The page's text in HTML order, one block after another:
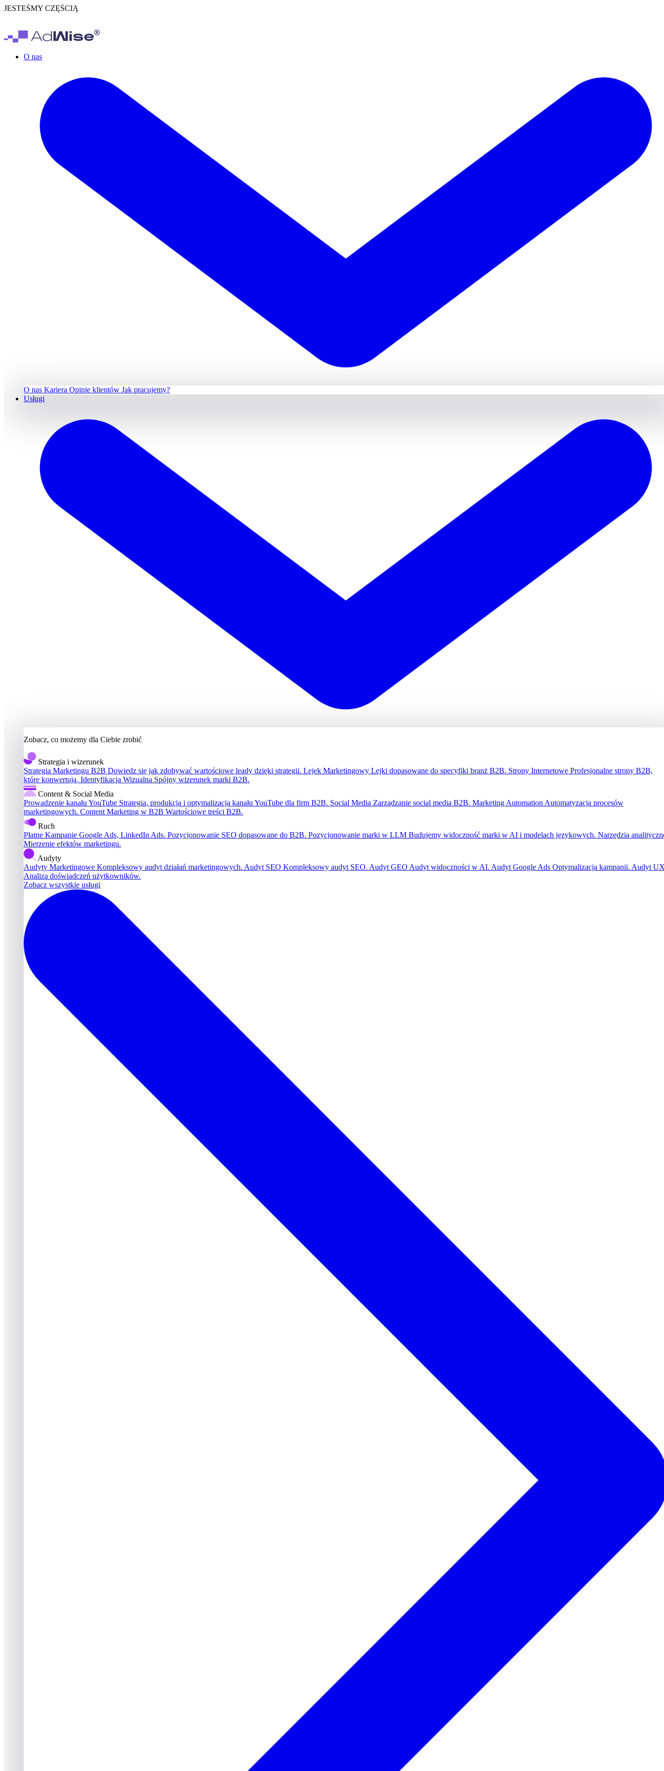
JESTEŚMY CZĘŚCIĄ
O nas
O nas Kariera Opinie klientów Jak pracujemy?
Usługi
Zobacz, co możemy dla Ciebie zrobić
Strategia i wizerunek
Strategia Marketingu B2B Dowiedz się jak zdobywać wartościowe leady dzięki strategii. Lejek Marketingowy Lejki dopasowane do specyfiki branż B2B. Strony Internetowe Profesjonalne strony B2B,
które konwertują. Identyfikacja Wizualna Spójny wizerunek marki B2B.
Content & Social Media
Prowadzenie kanału YouTube Strategia, produkcja i optymalizacja kanału YouTube dla firm B2B. Social Media Zarządzanie social media B2B. Marketing Automation Automatyzacja procesów
marketingowych. Content Marketing w B2B Wartościowe treści B2B.
Ruch
Płatne Kampanie Google Ads, LinkedIn Ads. Pozycjonowanie SEO dopasowane do B2B. Pozycjonowanie marki w LLM Budujemy widoczność marki w AI i modelach językowych. Narzędzia
Mierzenie efektów marketingu.
Audyty
Audyty Marketingowe Kompleksowy audyt działań marketingowych. Audyt SEO Kompleksowy audyt SEO. Audyt GEO Audyt widoczności w AI. Audyt Google Ads Optymalizacja kampanii. Audyt
Analiza doświadczeń użytkowników.
Zobacz wszystkie usługi